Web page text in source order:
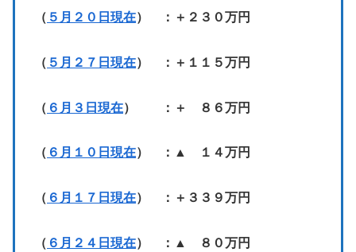
（ ５月２０日現在） ：＋２３０万円
（ ５月２７日現在） ：＋１１５万円
（ ６月３日現在） ：＋ ８６万円
（ ６月１０日現在） ：▲ １４万円
（ ６月１７日現在） ：＋３３９万円
（ ６月２４日現在） ：▲ ８０万円